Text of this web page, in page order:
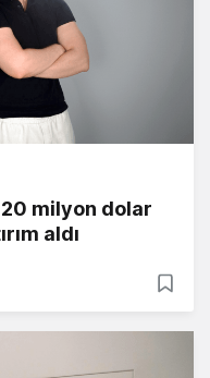
milyon dolar
aldı